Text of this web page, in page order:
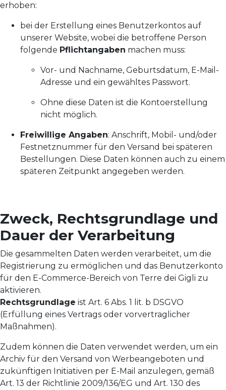
erhoben:
bei der Erstellung eines Benutzerkontos auf
unserer Website, wobei die betroffene Person
folgende Pflichtangaben machen muss:
Vor- und Nachname, Geburtsdatum, E-Mail-
Adresse und ein gewähltes Passwort.
Ohne diese Daten ist die Kontoerstellung
nicht möglich.
Freiwillige Angaben: Anschrift, Mobil- und/oder
Festnetznummer für den Versand bei späteren
Bestellungen. Diese Daten können auch zu einem
späteren Zeitpunkt angegeben werden.
Zweck, Rechtsgrundlage und
Dauer der Verarbeitung
Die gesammelten Daten werden verarbeitet, um die
Registrierung zu ermöglichen und das Benutzerkonto
für den E-Commerce-Bereich von Terre dei Gigli zu
aktivieren.
Rechtsgrundlage ist Art. 6 Abs. 1 lit. b DSGVO
(Erfüllung eines Vertrags oder vorvertraglicher
Maßnahmen).
Zudem können die Daten verwendet werden, um ein
Archiv für den Versand von Werbeangeboten und
zukünftigen Initiativen per E-Mail anzulegen, gemäß
Art. 13 der Richtlinie 2009/136/EG und Art. 130 des